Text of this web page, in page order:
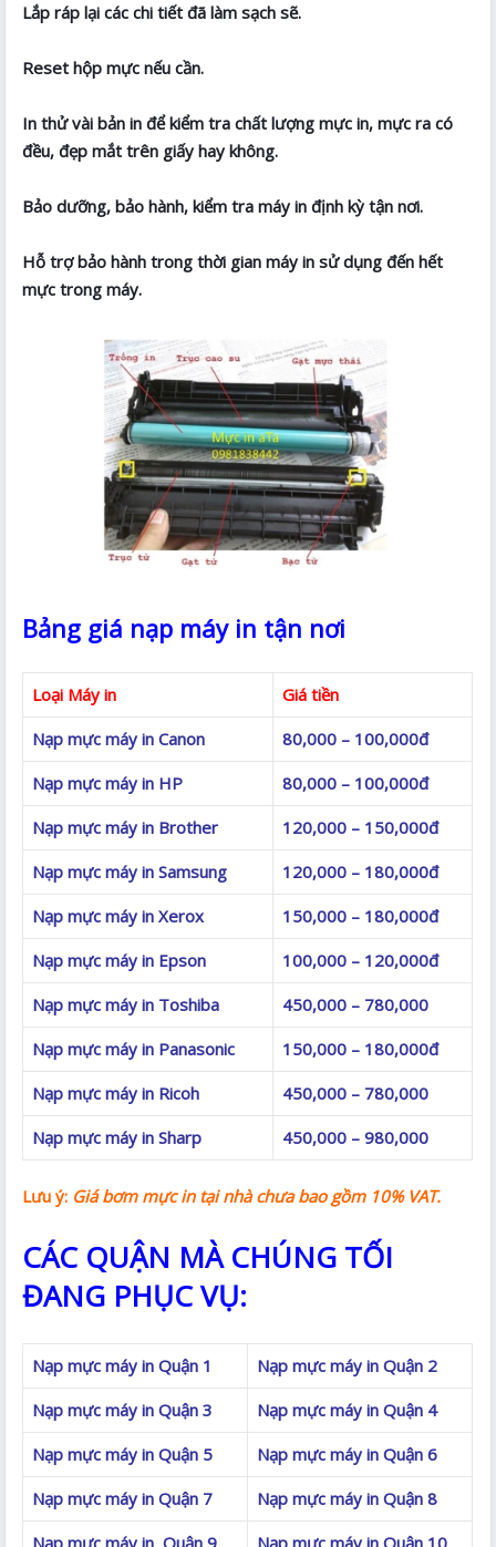
Lắp ráp lại các chi tiết đã làm sạch sẽ.
Reset hộp mực nếu cần.
In thử vài bản in để kiểm tra chất lượng mực in, mực ra có
đều, đẹp mắt trên giấy hay không.
Bảo dưỡng, bảo hành, kiểm tra máy in định kỳ tận nơi.
Hỗ trợ bảo hành trong thời gian máy in sử dụng đến hết
mực trong máy.
Bảng giá nạp máy in tận nơi
Loại Máy in
Giá tiền
Nạp mực máy in Canon
80,000 – 100,000đ
Nạp mực máy in HP
80,000 – 100,000đ
Nạp mực máy in Brother
120,000 – 150,000đ
Nạp mực máy in Samsung
120,000 – 180,000đ
Nạp mực máy in Xerox
150,000 – 180,000đ
Nạp mực máy in Epson
100,000 – 120,000đ
Nạp mực máy in Toshiba
450,000 – 780,000
Nạp mực máy in Panasonic
150,000 – 180,000đ
Nạp mực máy in Ricoh
450,000 – 780,000
Nạp mực máy in Sharp
450,000 – 980,000
Lưu ý: Giá bơm mực intại nhàchưa bao gồm 10% VAT.
CÁC QUẬN MÀ CHÚNG TỐI
ĐANG PHỤC VỤ:
Nạp mực máy in Quận 1
Nạp mực máy in Quận 2
Nạp mực máy in Quận 3
Nạp mực máy in Quận 4
Nạp mực máy in Quận 5
Nạp mực máy in Quận 6
Nạp mực máy in Quận 7
Nạp mực máy in Quận 8
Nạp mực máy in Quận 9
Nạp mực máy in Quận 10